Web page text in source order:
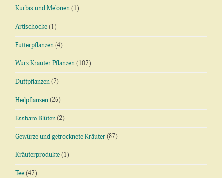
Kürbis und Melonen (1)
Artischocke (1)
Futterpflanzen (4)
Würz Kräuter Pflanzen (107)
Duftpflanzen (7)
Heilpflanzen (26)
Essbare Blüten (2)
Gewürze und getrocknete Kräuter (87)
Kräuterprodukte (1)
Tee (47)